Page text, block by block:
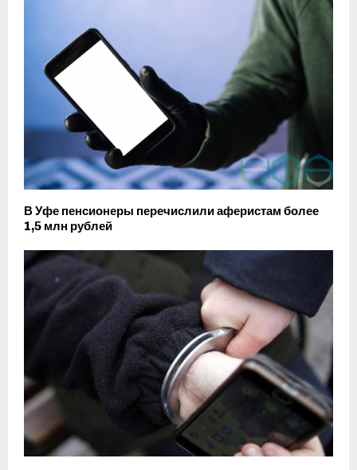
В Уфе пенсионеры перечислили аферистам более
1,5 млн рублей